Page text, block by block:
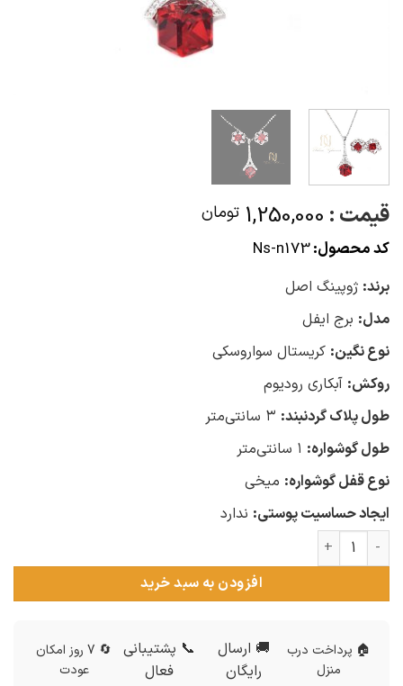
قیمت : 1,250,000 تومان
کد محصول:Ns-n173
برند: ژوپینگ اصل
مدل: برج ایفل
نوع نگین: کریستال سواروسکی
روکش: آبکاری رودیوم
طول پلاک گردنبند:
طول گوشواره:
نوع قفل گوشواره: میخی
ایجاد حساسیت پوستی: ندارد
نیم ست دخترانه ژوپینگ مدل برج ایفل عدد
افزودن به سبد خرید
🏠 پرداخت درب
منزل
🚚 ارسال
رایگان
📞 پشتیبانی
فعال
🔄 7 روز امکان
عودت